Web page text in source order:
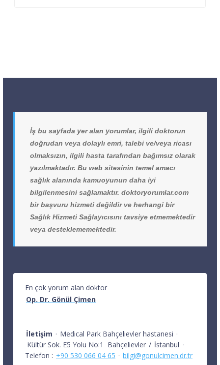
İş bu sayfada yer alan yorumlar, ilgili doktorun
doğrudan veya dolaylı emri, talebi ve/veya ricası
olmaksızın, ilgili hasta tarafından bağımsız olarak
yazılmaktadır. Bu web sitesinin temel amacı
sağlık alanında kamuoyunun daha iyi
bilgilenmesini sağlamaktır. doktoryorumlar.com
bir başvuru hizmeti değildir ve herhangi bir
Sağlık Hizmeti Sağlayıcısını tavsiye etmemektedir
veya desteklememektedir.
En çok yorum alan doktor
Op. Dr. Gönül Çimen
İletişim · Medical Park Bahçelievler hastanesi ·
Kültür Sok. E5 Yolu No:1
Bahçelievler / İstanbul ·
Telefon : +90 530 066 04 65 · bilgi@gonulcimen.dr.tr